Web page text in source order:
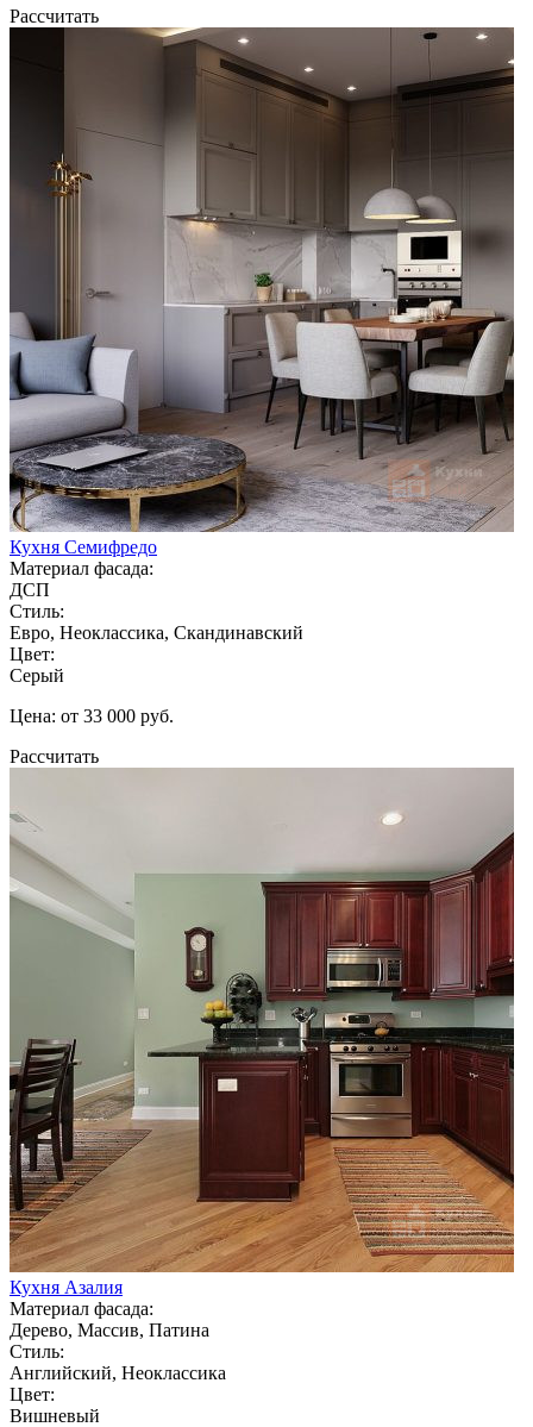
Рассчитать
Кухня Семифредо
Материал фасада:
ДСП
Стиль:
Евро, Неоклассика, Скандинавский
Цвет:
Серый
Цена: от 33 000 руб.
Рассчитать
Кухня Азалия
Материал фасада:
Дерево, Массив, Патина
Стиль:
Английский, Неоклассика
Цвет:
Вишневый